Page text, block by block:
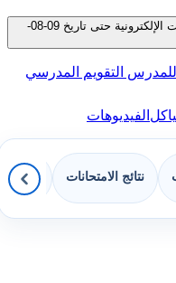
جميع الملفات المتوفرة في قسم الاختبارات الإلكترونية حتى تاريخ 09-08-
التقويم المدرسي
الفيديوهات
نتائج الامتحانات